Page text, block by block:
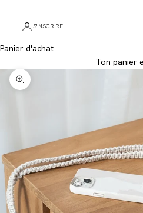
S'INSCRIRE
Panier d'achat
Ton panier
Agrandir l'image